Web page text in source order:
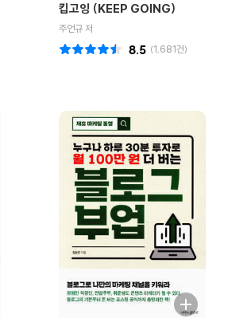
킵고잉 (KEEP GOING)
주언규 저
(1,681건)
8.5